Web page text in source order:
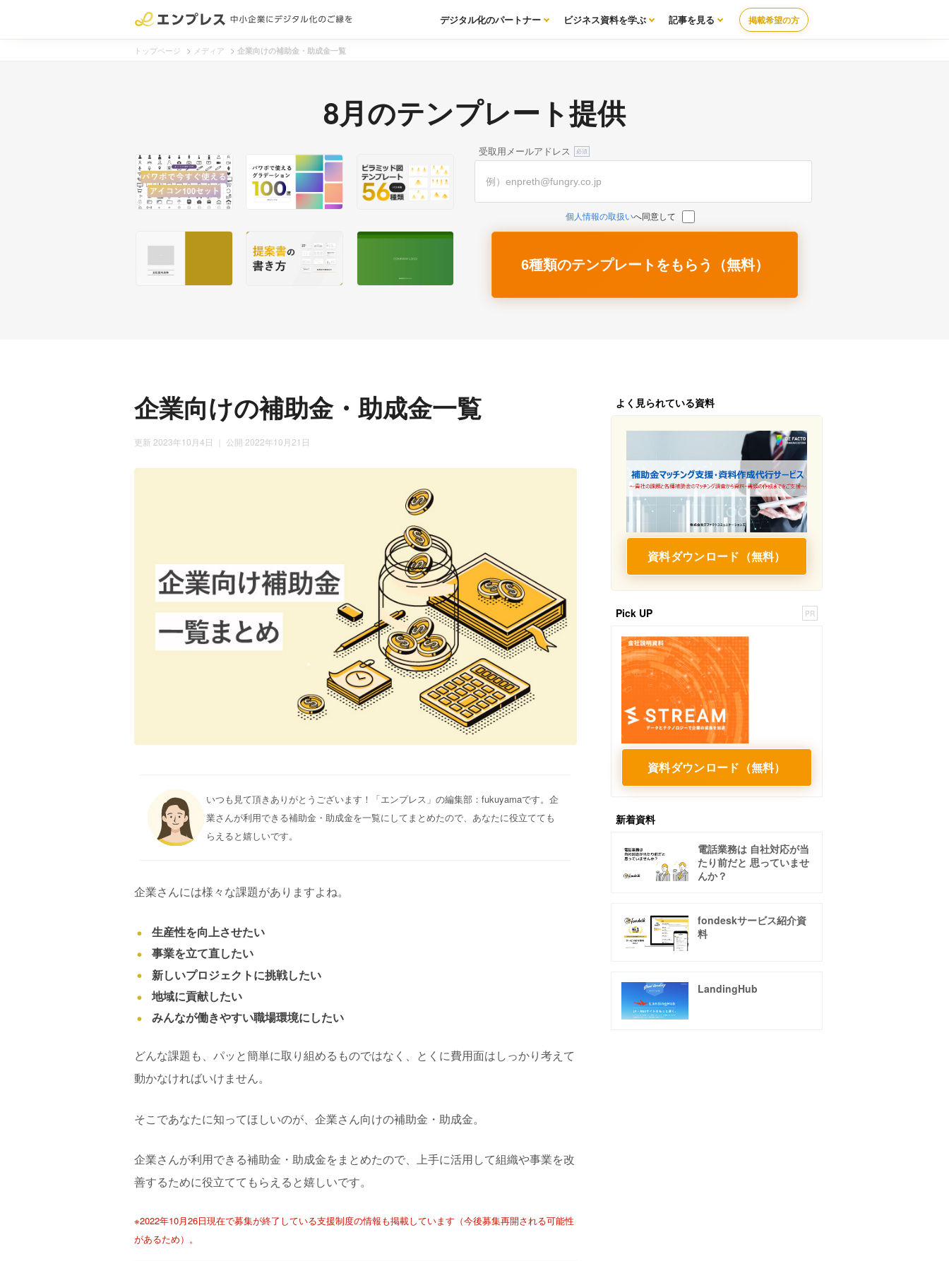
掲載希望の方
デジタル化のパートナー ビジネス資料を学ぶ 記事を見る
トップページ > メディア > 企業向けの補助金・助成金一覧
8月のテンプレート提供
受取用メールアドレス
個人情報の取扱いへ同意して
6種類のテンプレートをもらう（無料）
企業向けの補助金・助成金一覧
更新 2023年10月4日 ｜ 公開 2022年10月21日
いつも見て頂きありがとうございます！「エンプレス」の編集部：fukuyamaです。企
業さんが利用できる補助金・助成金を一覧にしてまとめたので、あなたに役立てても
らえると嬉しいです。
企業さんには様々な課題がありますよね。
生産性を向上させたい
事業を立て直したい
新しいプロジェクトに挑戦したい
地域に貢献したい
みんなが働きやすい職場環境にしたい
どんな課題も、パッと簡単に取り組めるものではなく、とくに費用面はしっかり考えて
動かなければいけません。
そこであなたに知ってほしいのが、企業さん向けの補助金・助成金。
企業さんが利用できる補助金・助成金をまとめたので、上手に活用して組織や事業を改
善するために役立ててもらえると嬉しいです。
※2022年10月26日現在で募集が終了している支援制度の情報も掲載しています（今後募集再開される可能性
があるため）。
よく見られている資料
資料ダウンロード（無料）
Pick UP PR
資料ダウンロード（無料）
新着資料
電話業務は 自社対応が当
たり前だと 思っていませ
んか？
fondeskサービス紹介資
料
LandingHub